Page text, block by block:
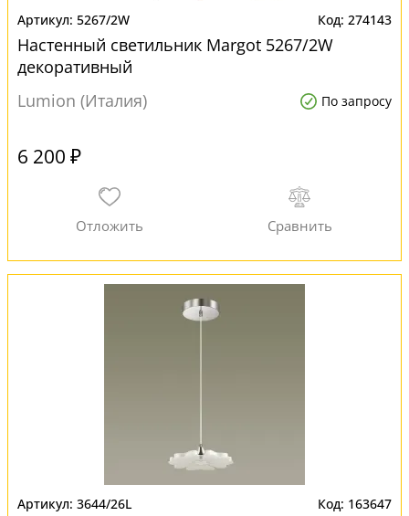
5267/2W 274143
Настенный светильник Margot 5267/2W
декоративный
Lumion (Италия)
По запросу
6 200 ₽
3644/26L 163647